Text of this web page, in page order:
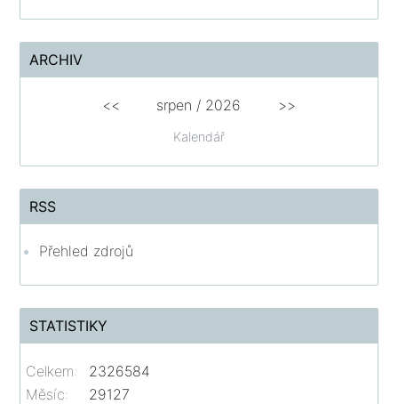
ARCHIV
Kalendář
<< srpen / 2026 >>
RSS
Přehled zdrojů
STATISTIKY
Celkem:
2326584
Měsíc:
29127